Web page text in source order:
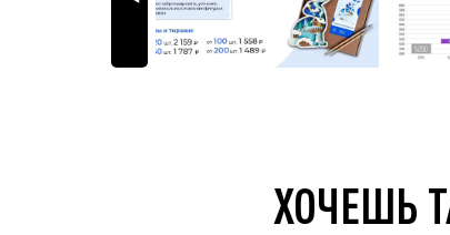
ХОЧЕШЬ